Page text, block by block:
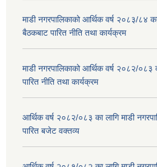
माडी नगरपालिकाको आर्थिक वर्ष २०८३/८४
बैठकबाट पारित नीति तथा कार्यक्रम
माडी नगरपालिकाको आर्थिक वर्ष २०८२/०८३
पारित नीति तथा कार्यक्रम
आर्थिक वर्ष २०८२/०८३ का लागि माडी
पारित बजेट वक्तव्य